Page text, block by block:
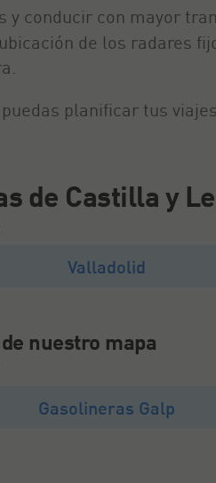
y conducir con mayor
de los radares
planificar tus
de Castilla y
Valladolid
nuestro mapa
Gasolineras Galp